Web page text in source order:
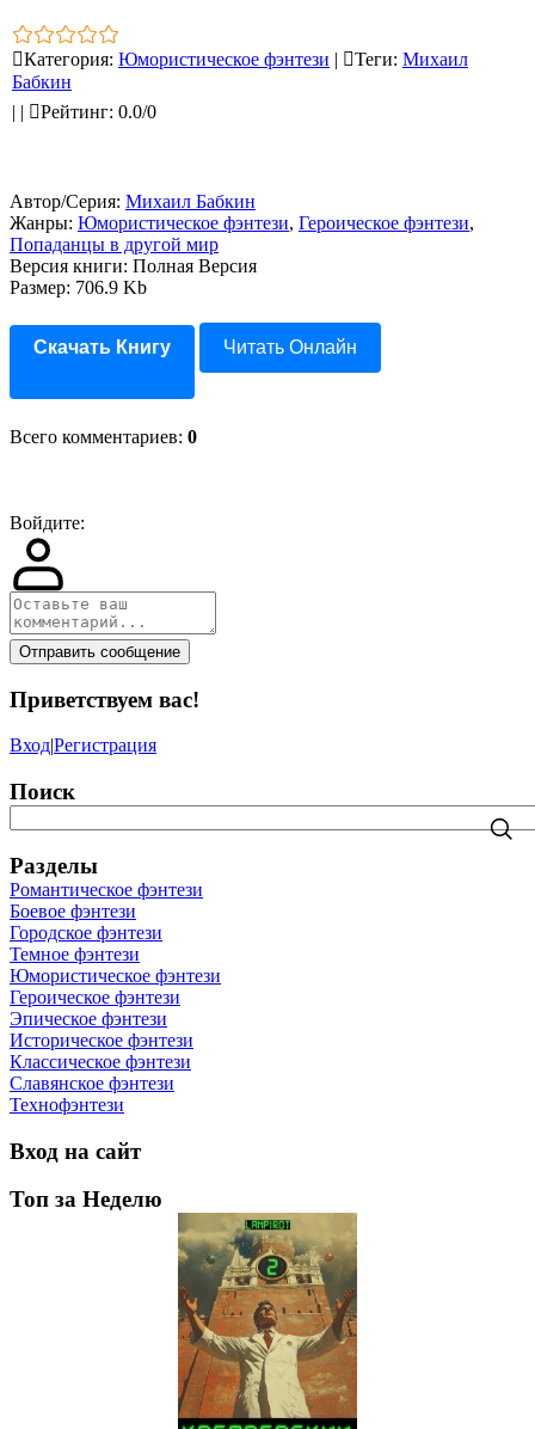
Категория: Юмористическое фэнтези | Теги: Михаил
Бабкин
| | Рейтинг: 0.0/0
Автор/Серия: Михаил Бабкин
Жанры: Юмористическое фэнтези, Героическое фэнтези,
Попаданцы в другой мир
Версия книги: Полная Версия
Размер: 706.9 Kb
Скачать Книгу Читать Онлайн
Всего комментариев: 0
Войдите:
Отправить сообщение
Приветствуем вас!
Вход|Регистрация
Поиск
Разделы
Романтическое фэнтези
Боевое фэнтези
Городское фэнтези
Темное фэнтези
Юмористическое фэнтези
Героическое фэнтези
Эпическое фэнтези
Историческое фэнтези
Классическое фэнтези
Славянское фэнтези
Технофэнтези
Вход на сайт
Топ за Неделю